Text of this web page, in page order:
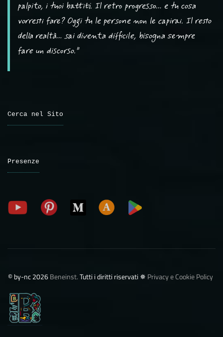
palpito, i tuoi battiti. Il retro progresso… e tu cosa
vorresti fare? Oggi tu le persone non le capirai. Il resto
della realtà… sai diventa difficile, bisogna sempre
fare un discorso."
Cerca nel Sito
Presenze
©️ by-nc 2026Beneinst.Tutti i diritti riservati ✵ Privacy e Cookie Policy